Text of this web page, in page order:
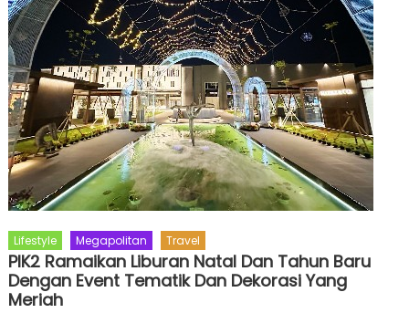
Lifestyle Megapolitan Travel
PIK2 Ramaikan Liburan Natal Dan Tahun Baru
Dengan Event Tematik Dan Dekorasi Yang
Meriah